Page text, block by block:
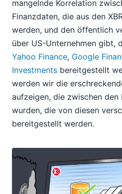
mangelnde Korrelation
Finanzdaten, die aus den
werden, und den öffentlich
über US-Unternehmen gibt,
Yahoo Finance, Google
Investments bereitgestellt
werden wir die
aufzeigen, die zwischen den
wurden, die von diesen
bereitgestellt werden.